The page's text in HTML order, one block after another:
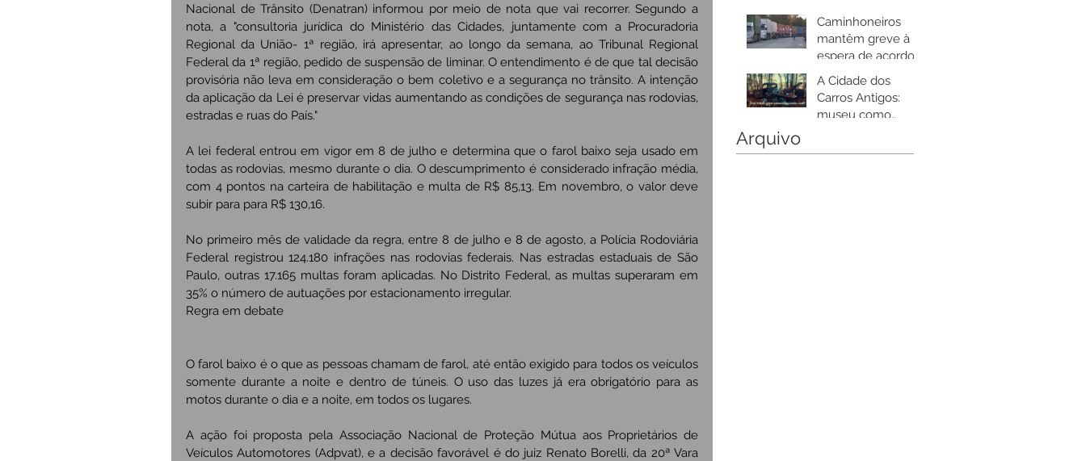
Nacional de Trânsito (Denatran) informou por meio de nota que vai recorrer. Segundo a
nota, a "consultoria jurídica do Ministério das Cidades, juntamente com a Procuradoria
Regional da União- 1ª região, irá apresentar, ao longo da semana, ao Tribunal Regional
Federal da 1ª região, pedido de suspensão de liminar. O entendimento é de que tal decisão
provisória não leva em consideração o bem coletivo e a segurança no trânsito. A intenção
da aplicação da Lei é preservar vidas aumentando as condições de segurança nas rodovias,
estradas e ruas do País."
A lei federal entrou em vigor em 8 de julho e determina que o farol baixo seja usado em
todas as rodovias, mesmo durante o dia. O descumprimento é considerado infração média,
com 4 pontos na carteira de habilitação e multa de R$ 85,13. Em novembro, o valor deve
subir para para R$ 130,16.
No primeiro mês de validade da regra, entre 8 de julho e 8 de agosto, a Polícia Rodoviária
Federal registrou 124.180 infrações nas rodovias federais. Nas estradas estaduais de São
Paulo, outras 17.165 multas foram aplicadas. No Distrito Federal, as multas superaram em
35% o número de autuações por estacionamento irregular.
Regra em debate
O farol baixo é o que as pessoas chamam de farol, até então exigido para todos os veículos
somente durante a noite e dentro de túneis. O uso das luzes já era obrigatório para as
motos durante o dia e a noite, em todos os lugares.
A ação foi proposta pela Associação Nacional de Proteção Mútua aos Proprietários de
Veículos Automotores (Adpvat), e a decisão favorável é do juiz Renato Borelli, da 20ª Vara
Caminhoneiros
mantêm greve à
espera de acordo
sobre diesel
A Cidade dos
Carros Antigos:
museu como
Arquivo